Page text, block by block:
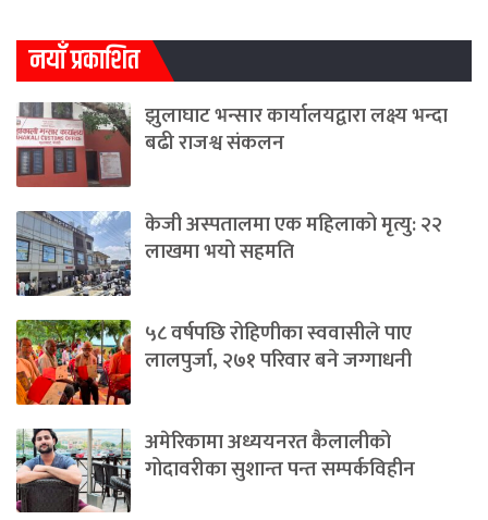
नयाँ प्रकाशित
झुलाघाट भन्सार कार्यालयद्वारा लक्ष्य भन्दा
बढी राजश्व संकलन
केजी अस्पतालमा एक महिलाको मृत्यु: २२
लाखमा भयो सहमति
५८ वर्षपछि रोहिणीका स्ववासीले पाए
लालपुर्जा, २७१ परिवार बने जग्गाधनी
अमेरिकामा अध्ययनरत कैलालीको
गोदावरीका सुशान्त पन्त सम्पर्कविहीन